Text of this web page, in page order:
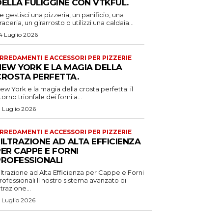
FULIGGINE CON VTKFUL.
gestisci una pizzeria, un panificio, una
un girarrosto o utilizzi una caldaia...
Luglio 2026
E ACCESSORI PER PIZZERIE
YORK E LA MAGIA DELLA
PERFETTA.
York e la magia della crosta perfetta: il
trionfale dei forni a...
Luglio 2026
E ACCESSORI PER PIZZERIE
AD ALTA EFFICIENZA
CAPPE E FORNI
ad Alta Efficienza per Cappe e Forni
Il nostro sistema avanzato di
Luglio 2026